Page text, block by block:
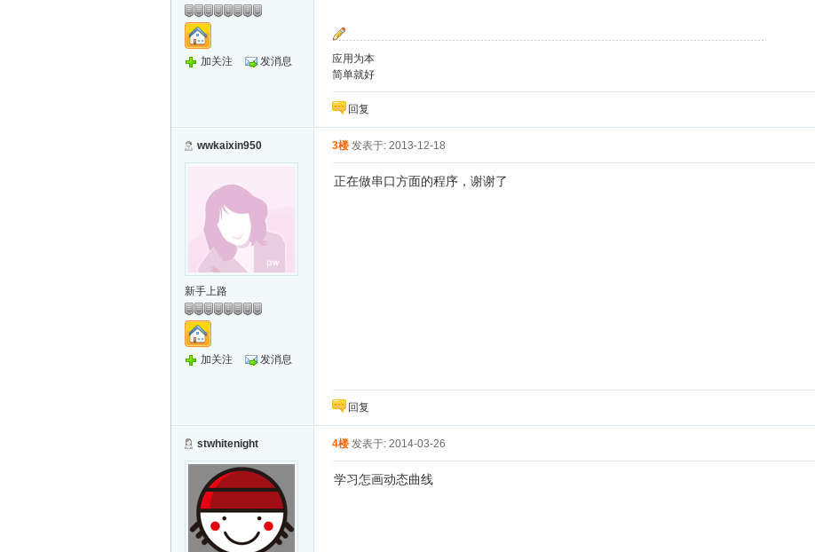
加关注 发消息
应用为本
简单就好
回复
wwkaixin950
新手上路
加关注 发消息
3楼 发表于: 2013-12-18
正在做串口方面的程序，谢谢了
回复
stwhitenight 4楼 发表于: 2014-03-26
学习怎画动态曲线